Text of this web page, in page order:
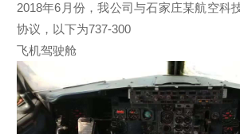
2018年6月份，我公司与石家庄某航空科
协议，以下为737-300
飞机驾驶舱